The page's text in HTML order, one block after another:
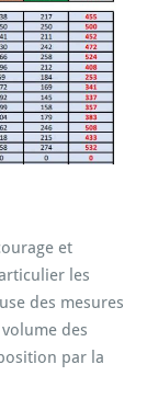
et
les
des mesures
des
par la